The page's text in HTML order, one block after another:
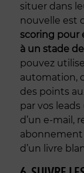
situer dans
nouvelle est
scoring pour
à un stade
pouvez
automation,
des points
par vos leads
d’un e-mail,
d’un livre